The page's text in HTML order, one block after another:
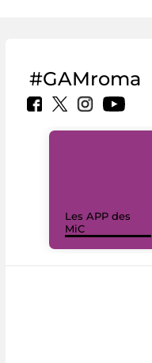
#GAMroma
Les APP des
MiC